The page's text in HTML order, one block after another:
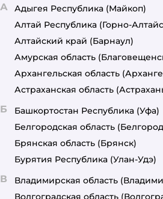
А Адыгея Республика (Майкоп)
Алтай Республика (Горно-
Алтайский край (Барнаул)
Амурская область
Архангельская область
Астраханская область
Б Башкортостан Республика (Уфа)
Белгородская область
Брянская область (Брянск)
Бурятия Республика (Улан-Удэ)
В Владимирская область
Волгоградская область